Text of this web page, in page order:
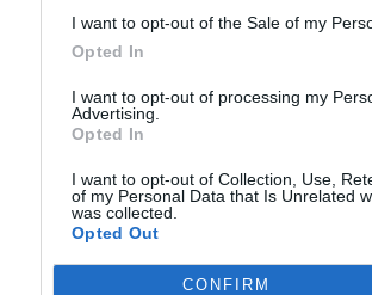
I want to opt-out of the Sale of my
Opted In
I want to opt-out of processing my
Advertising.
Opted In
I want to opt-out of Collection, Use,
of my Personal Data that Is Unrelated
was collected.
Opted Out
CONFIRM